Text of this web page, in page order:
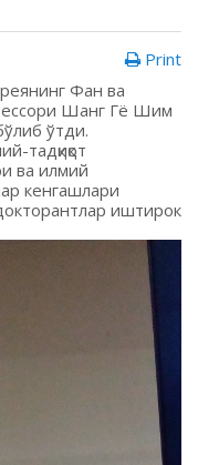
Print
Фан ва
Шанг Гё Шим
ўтди.
тадқиқот
ва илмий
кенгашлари
иштирок